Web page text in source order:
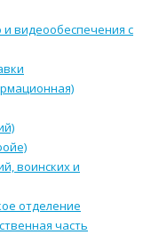
и видеообеспечения с
воинских и
отделение
часть